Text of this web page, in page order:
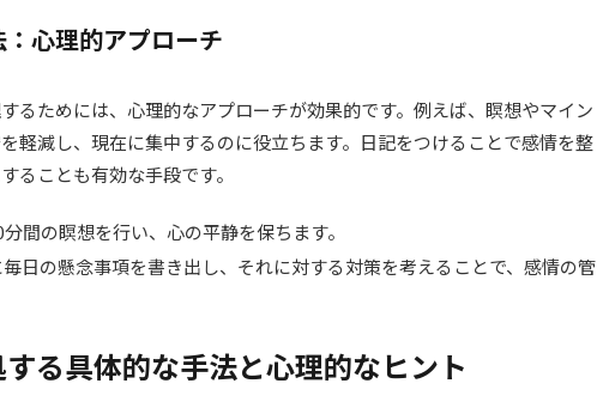
心理的アプローチ
るためには、心理的なアプローチが効果的です。例えば、瞑想やマイン
軽減し、現在に集中するのに役立ちます。日記をつけることで感情を整
ることも有効な手段です。
間の瞑想を行い、心の平静を保ちます。
毎日の懸念事項を書き出し、それに対する対策を考えることで、感情の管
る具体的な手法と心理的なヒント